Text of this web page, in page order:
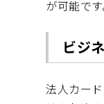
が可能です
ビジ
法人カー